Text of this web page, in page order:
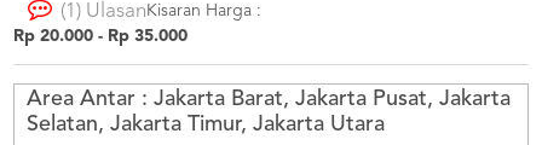
5091
3494
(1) Ulasan Kisaran Harga :
Rp 20.000 - Rp 35.000
Area Antar : Jakarta Barat, Jakarta Pusat, Jakarta
Selatan, Jakarta Timur, Jakarta Utara